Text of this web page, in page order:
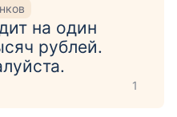
на один
рублей.
1